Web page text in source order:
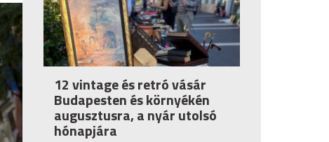
12 vintage és retró vásár
Budapesten és környékén
augusztusra, a nyár utolsó
hónapjára